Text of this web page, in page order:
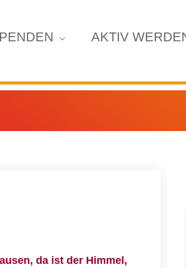
AKTIV
da ist der Himmel,